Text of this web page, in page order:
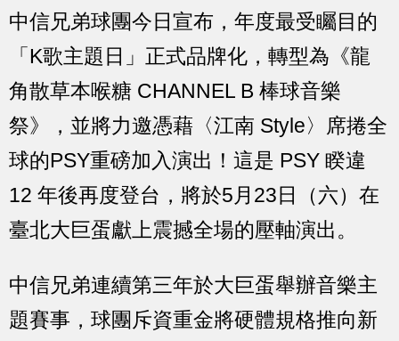
中信兄弟球團今日宣布，年度最受矚目的
「K歌主題日」正式品牌化，轉型為《龍
角散草本喉糖 CHANNEL B 棒球音樂
祭》，並將力邀憑藉〈江南 Style〉席捲全
球的PSY重磅加入演出！這是 PSY 睽違
12 年後再度登台，將於5月23日（六）在
臺北大巨蛋獻上震撼全場的壓軸演出。
中信兄弟連續第三年於大巨蛋舉辦音樂主
題賽事，球團斥資重金將硬體規格推向新